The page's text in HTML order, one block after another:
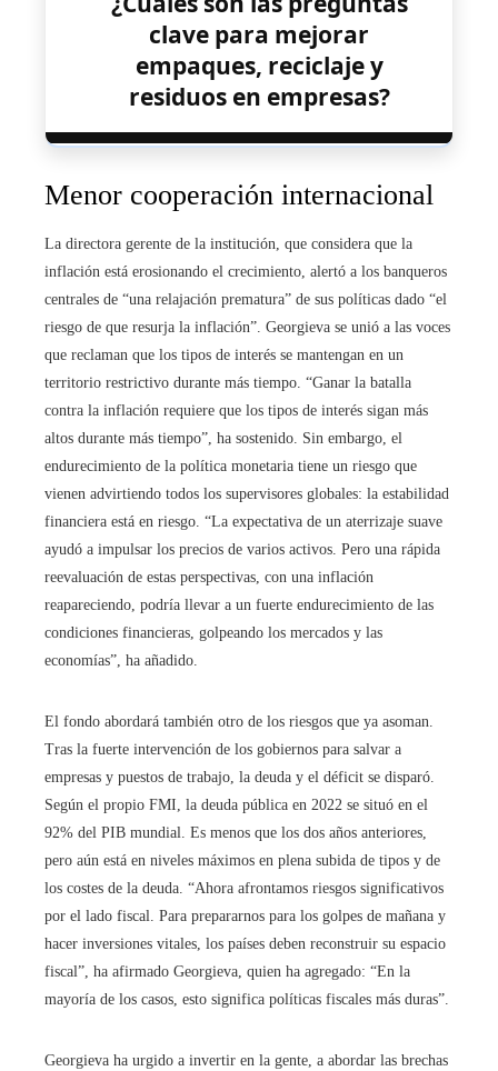
clave para mejorar
empaques, reciclaje y
residuos en empresas?
Menor cooperación internacional
La directora gerente de la institución, que considera que la
inflación está erosionando el crecimiento, alertó a los banqueros
centrales de “una relajación prematura” de sus políticas dado “el
riesgo de que resurja la inflación”. Georgieva se unió a las voces
que reclaman que los tipos de interés se mantengan en un
territorio restrictivo durante más tiempo. “Ganar la batalla
contra la inflación requiere que los tipos de interés sigan más
altos durante más tiempo”, ha sostenido. Sin embargo, el
endurecimiento de la política monetaria tiene un riesgo que
vienen advirtiendo todos los supervisores globales: la estabilidad
financiera está en riesgo. “La expectativa de un aterrizaje suave
ayudó a impulsar los precios de varios activos. Pero una rápida
reevaluación de estas perspectivas, con una inflación
reapareciendo, podría llevar a un fuerte endurecimiento de las
condiciones financieras, golpeando los mercados y las
economías”, ha añadido.
El fondo abordará también otro de los riesgos que ya asoman.
Tras la fuerte intervención de los gobiernos para salvar a
empresas y puestos de trabajo, la deuda y el déficit se disparó.
Según el propio FMI, la deuda pública en 2022 se situó en el
92% del PIB mundial. Es menos que los dos años anteriores,
pero aún está en niveles máximos en plena subida de tipos y de
los costes de la deuda. “Ahora afrontamos riesgos significativos
por el lado fiscal. Para prepararnos para los golpes de mañana y
hacer inversiones vitales, los países deben reconstruir su espacio
fiscal”, ha afirmado Georgieva, quien ha agregado: “En la
mayoría de los casos, esto significa políticas fiscales más duras”.
Georgieva ha urgido a invertir en la gente, a abordar las brechas